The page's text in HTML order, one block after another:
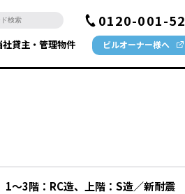
0120-001-
社貸主・管理物件 ビルオーナー様へ
1～3階：RC造、上階：S造／新耐震